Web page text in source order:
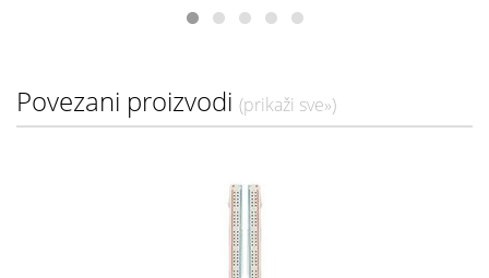
Povezani proizvodi (prikaži sve»)